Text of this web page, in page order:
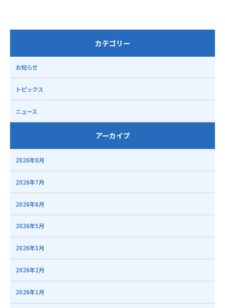
カテゴリー
お知らせ
トピックス
ニュース
アーカイブ
2026年8月
2026年7月
2026年6月
2026年5月
2026年3月
2026年2月
2026年1月